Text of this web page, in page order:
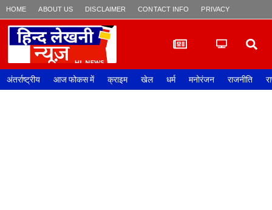
HOME ABOUT US DISCLAIMER CONTACT INFO PRIVACY POLICY
अंतर्राष्ट्रीय आज फोकस में क्राइम खेल धर्म मनोरंजन राजनीति